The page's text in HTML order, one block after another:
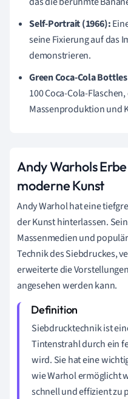
Self-Portrait (1966):
seine Fixierung auf das
demonstrieren.
Green Coca-Cola
100 Coca-Cola-
Massenproduktion und
Andy Warhols
moderne Kunst
Andy Warhol hat eine
der Kunst hinterlassen.
Massenmedien und
Technik des Siebdruckes,
erweiterte die
angesehen werden kann.
Siebdrucktechnik ist
Tintenstrahl durch ein
wird. Sie hat eine
wie Warhol ermöglicht
schnell und effizient zu